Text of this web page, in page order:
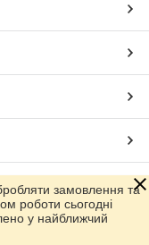
замовлення та
роботи сьогодні
у найближчий